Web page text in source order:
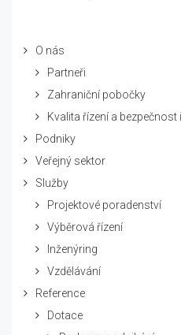
O nás
Partneři
Zahraniční pobočky
Kvalita řízení a
Podniky
Veřejný sektor
Služby
Projektové poradenství
Výběrová řízení
Inženýring
Vzdělávání
Reference
Dotace